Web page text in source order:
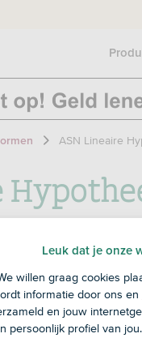
ASN Lineaire
los je
betaalt rente
steeds minder
steeds lager.
Leuk dat je onze
willen graag cookies
informatie door ons en
en jouw
persoonlijk profiel van